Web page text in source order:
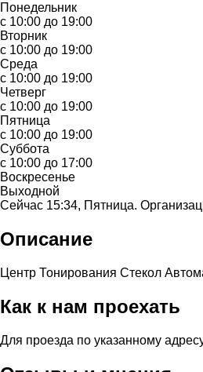
Понедельник
с 10:00 до 19:00
Вторник
с 10:00 до 19:00
Среда
с 10:00 до 19:00
Четверг
с 10:00 до 19:00
Пятница
с 10:00 до 19:00
Суббота
с 10:00 до 17:00
Воскресенье
Выходной
Сейчас 15:34, Пятница.
Описание
Центр Тонирования Стекол
Как к нам проехать
Для проезда по указанному